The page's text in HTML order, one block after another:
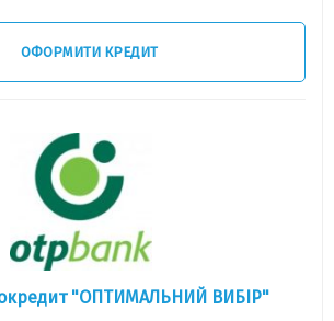
ОФОРМИТИ КРЕДИТ
"ОПТИМАЛЬНИЙ ВИБІР"